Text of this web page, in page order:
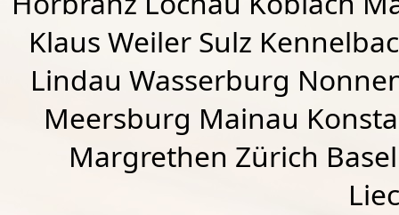
Klaus Weiler Sulz
Lindau Wasserburg
Meersburg Mainau
Margrethen Zürich